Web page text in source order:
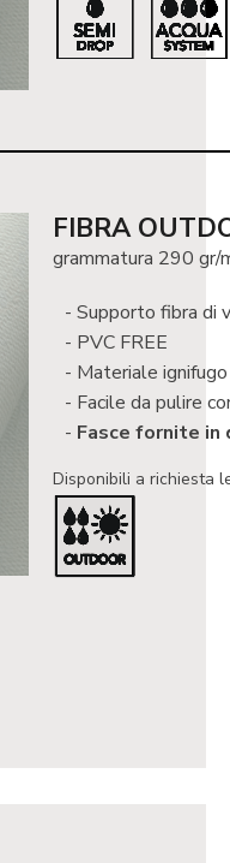
FIBRA
grammatura 290 gr/
Supporto fibra di
PVC FREE
Materiale
Facile da pulire
Fasce fornite in
Disponibili a richiesta